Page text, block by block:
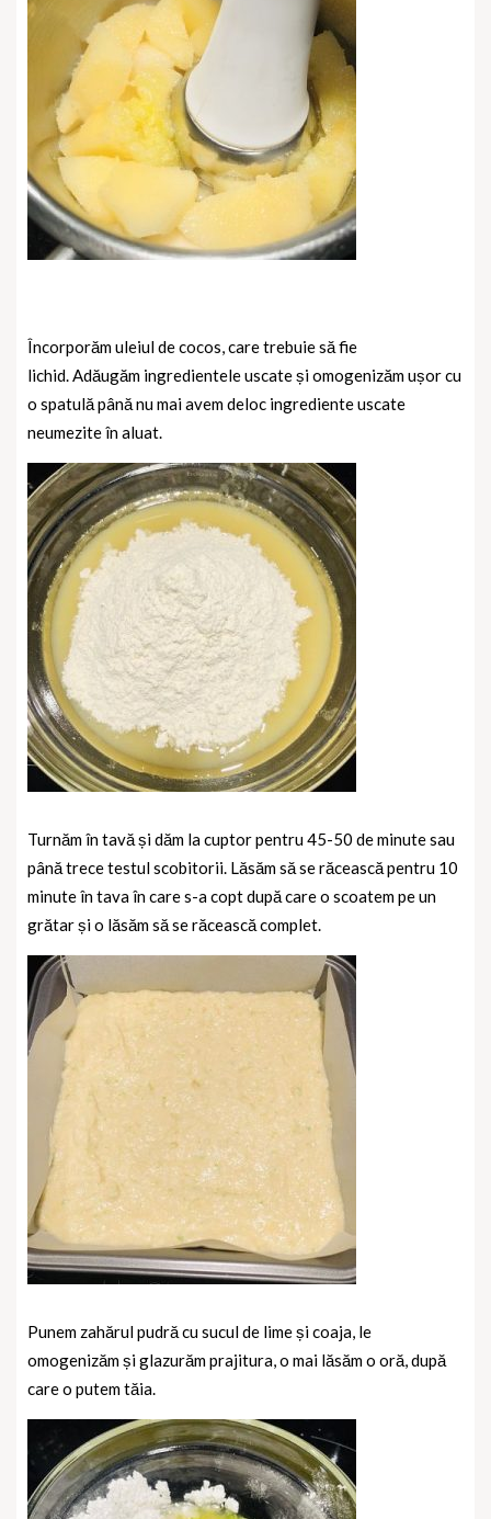
Încorporăm uleiul de cocos, care trebuie să fie
lichid.Adăugăm ingredientele uscate și omogenizăm ușor cu
o spatulă până nu mai avem deloc ingrediente uscate
neumezite în aluat.
Turnăm în tavă și dăm la cuptor pentru 45-50 de minute sau
până trece testul scobitorii. Lăsăm să se răcească pentru 10
minute în tava în care s-a copt după care o scoatem pe un
grătar și o lăsăm să se răcească complet.
Punem zahărul pudră cu sucul de lime și coaja, le
omogenizăm și glazurăm prajitura, o mai lăsăm o oră, după
care o putem tăia.